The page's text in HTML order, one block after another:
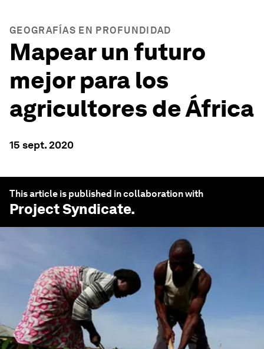
GEOGRAFÍAS EN PROFUNDIDAD
Mapear un futuro
mejor para los
agricultores de África
15 sept. 2020
This article is published in collaboration with
Project Syndicate.